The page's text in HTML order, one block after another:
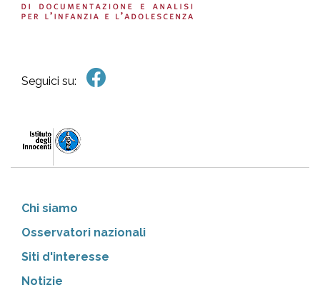
Seguici su:
Chi siamo
Osservatori nazionali
Siti d'interesse
Notizie